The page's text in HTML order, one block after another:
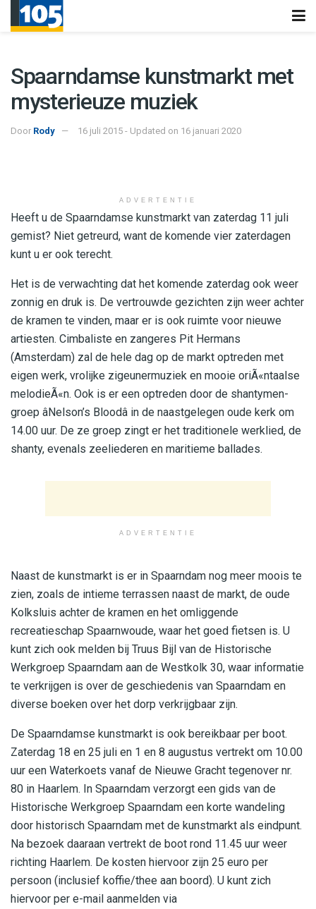
Spaarndamse kunstmarkt met
mysterieuze muziek
Door Rody 16 juli 2015 - Updated on 16 januari 2020
ADVERTENTIE
Heeft u de Spaarndamse kunstmarkt van zaterdag 11 juli
gemist? Niet getreurd, want de komende vier zaterdagen
kunt u er ook terecht.
Het is de verwachting dat het komende zaterdag ook weer
zonnig en druk is. De vertrouwde gezichten zijn weer achter
de kramen te vinden, maar er is ook ruimte voor nieuwe
artiesten. Cimbaliste en zangeres Pit Hermans
(Amsterdam) zal de hele dag op de markt optreden met
eigen werk, vrolijke zigeunermuziek en mooie oriÃ«ntaalse
melodieÃ«n. Ook is er een optreden door de shantymen-
groep âNelson’s Bloodâ in de naastgelegen oude kerk om
14.00 uur. De ze groep zingt er het traditionele werklied, de
shanty, evenals zeeliederen en maritieme ballades.
ADVERTENTIE
Naast de kunstmarkt is er in Spaarndam nog meer moois te
zien, zoals de intieme terrassen naast de markt, de oude
Kolksluis achter de kramen en het omliggende
recreatieschap Spaarnwoude, waar het goed fietsen is. U
kunt zich ook melden bij Truus Bijl van de Historische
Werkgroep Spaarndam aan de Westkolk 30, waar informatie
te verkrijgen is over de geschiedenis van Spaarndam en
diverse boeken over het dorp verkrijgbaar zijn.
De Spaarndamse kunstmarkt is ook bereikbaar per boot.
Zaterdag 18 en 25 juli en 1 en 8 augustus vertrekt om 10.00
uur een Waterkoets vanaf de Nieuwe Gracht tegenover nr.
80 in Haarlem. In Spaarndam verzorgt een gids van de
Historische Werkgroep Spaarndam een korte wandeling
door historisch Spaarndam met de kunstmarkt als eindpunt.
Na bezoek daaraan vertrekt de boot rond 11.45 uur weer
richting Haarlem. De kosten hiervoor zijn 25 euro per
persoon (inclusief koffie/thee aan boord). U kunt zich
hiervoor per e-mail aanmelden via